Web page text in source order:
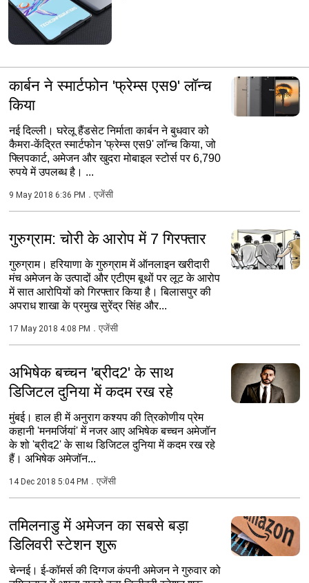
कार्बन ने स्मार्टफोन 'फ्रेम्स एस9' लॉन्च
किया​​​​​​​
नई दिल्ली। घरेलू हैंडसेट निर्माता कार्बन ने बुधवार को
कैमरा-केंद्रित स्मार्टफोन 'फ्रेम्स एस9' लॉन्च किया, जो
फ्लिपकार्ट, अमेजन और खुदरा मोबाइल स्टोर्स पर 6,790
रुपये में उपलब्ध है। ...
9 May 2018 6:36 PM एजेंसी
गुरुग्राम: चोरी के आरोप में 7 गिरफ्तार
गुरुग्राम। हरियाणा के गुरुग्राम में ऑनलाइन खरीदारी
मंच अमेजन के उत्पादों और एटीएम बूथों पर लूट के आरोप
में सात आरोपियों को गिरफ्तार किया है। बिलासपुर की
अपराध शाखा के प्रमुख सुरेंद्र सिंह और...
17 May 2018 4:08 PM एजेंसी
अभिषेक बच्चन 'ब्रीद2' के साथ
डिजिटल दुनिया में कदम रख रहे
मुंबई। हाल ही में अनुराग कश्यप की त्रिकोणीय प्रेम
कहानी 'मनमर्जियां' में नजर आए अभिषेक बच्चन अमेजॉन
के शो 'ब्रीद2' के साथ डिजिटल दुनिया में कदम रख रहे
हैं। अभिषेक अमेजॉन...
14 Dec 2018 5:04 PM एजेंसी
तमिलनाडु में अमेजन का सबसे बड़ा
डिलिवरी स्टेशन शुरू
चेन्नई। ई-कॉमर्स की दिग्गज कंपनी अमेजन ने गुरुवार को